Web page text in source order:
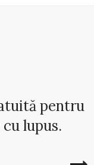
pentru
lupus.